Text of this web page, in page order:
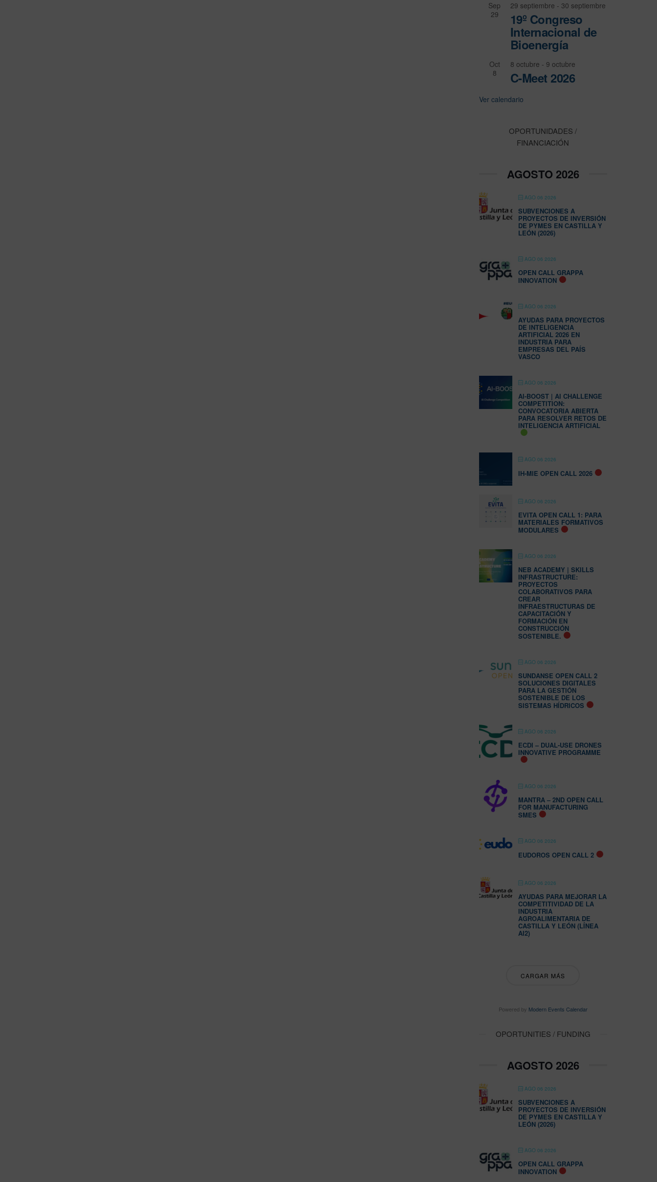
Sep
29
29 septiembre - 30 septiembre
19º Congreso
Internacional de
Bioenergía
Oct
8
8 octubre - 9 octubre
C-Meet 2026
Ver calendario
OPORTUNIDADES /
FINANCIACIÓN
AGOSTO 2026
AGO 06 2026
SUBVENCIONES A
PROYECTOS DE INVERSIÓN
DE PYMES EN CASTILLA Y
LEÓN (2026)
AGO 06 2026
OPEN CALL GRAPPA
INNOVATION
AGO 06 2026
AYUDAS PARA PROYECTOS
DE INTELIGENCIA
ARTIFICIAL 2026 EN
INDUSTRIA PARA
EMPRESAS DEL PAÍS
VASCO
AGO 06 2026
AI-BOOST | AI CHALLENGE
COMPETITION:
CONVOCATORIA ABIERTA
PARA RESOLVER RETOS DE
INTELIGENCIA ARTIFICIAL
AGO 06 2026
IH-MIE OPEN CALL 2026
AGO 06 2026
EVITA OPEN CALL 1: PARA
MATERIALES FORMATIVOS
MODULARES
AGO 06 2026
NEB ACADEMY | SKILLS
INFRASTRUCTURE:
PROYECTOS
COLABORATIVOS PARA
CREAR
INFRAESTRUCTURAS DE
CAPACITACIÓN Y
FORMACIÓN EN
CONSTRUCCIÓN
SOSTENIBLE.
AGO 06 2026
SUNDANSE OPEN CALL 2
SOLUCIONES DIGITALES
PARA LA GESTIÓN
SOSTENIBLE DE LOS
SISTEMAS HÍDRICOS
AGO 06 2026
ECDI – DUAL-USE DRONES
INNOVATIVE PROGRAMME
AGO 06 2026
MANTRA – 2ND OPEN CALL
FOR MANUFACTURING
SMES
AGO 06 2026
EUDOROS OPEN CALL 2
AGO 06 2026
AYUDAS PARA MEJORAR LA
COMPETITIVIDAD DE LA
INDUSTRIA
AGROALIMENTARIA DE
CASTILLA Y LEÓN (LÍNEA
AI2)
CARGAR MÁS
Powered by Modern Events Calendar
OPORTUNITIES / FUNDING
AGOSTO 2026
AGO 06 2026
SUBVENCIONES A
PROYECTOS DE INVERSIÓN
DE PYMES EN CASTILLA Y
LEÓN (2026)
AGO 06 2026
OPEN CALL GRAPPA
INNOVATION